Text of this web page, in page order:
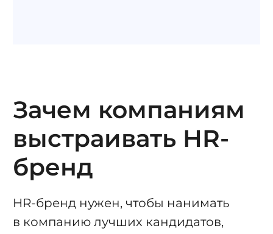
Зачем компаниям
выстраивать HR-
бренд
HR-бренд нужен, чтобы нанимать
в компанию лучших кандидатов,